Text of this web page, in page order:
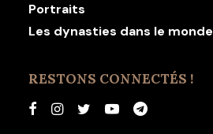
Portraits
Les dynasties dans le monde
RESTONS CONNECTÉS !